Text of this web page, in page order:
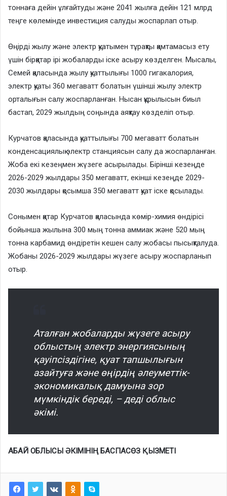
тоннаға дейін ұлғайтуды және 2041 жылға дейін 121 млрд
теңге көлемінде инвестиция салуды жоспарлап отыр.
Өңірді жылу және электр қуатымен тұрақты қамтамасыз ету
үшін бірқатар ірі жобаларды іске асыру көзделген. Мысалы,
Семей қаласында жылу қуаттылығы 1000 гигакалория,
электр қуаты 360 мегаватт болатын үшінші жылу электр
орталығын салу жоспарланған. Нысан құрылысын биыл
бастап, 2029 жылдың соңында аяқтау көзделіп отыр.
Курчатов қаласында қуаттылығы 700 мегаватт болатын
конденсациялық электр станциясын салу да жоспарланған.
Жоба екі кезеңмен жүзеге асырылады. Бірінші кезеңде
2026-2029 жылдары 350 мегаватт, екінші кезеңде 2029-
2030 жылдары қосымша 350 мегаватт қуат іске қосылады.
Сонымен қатар Курчатов қаласында көмір-химия өндірісі
бойынша жылына 300 мың тонна аммиак және 520 мың
тонна карбамид өндіретін кешен салу жобасы пысықталуда.
Жобаны 2026-2029 жылдары жүзеге асыру жоспарланып
отыр.
Аталған жобаларды жүзеге асыру
облыстың электр энергиясының
қауіпсіздігіне, қуат тапшылығын
азайтуға және өңірдің әлеуметтік-
экономикалық дамуына зор
мүмкіндік береді, – деді облыс
әкімі.
АБАЙ ОБЛЫСЫ ӘКІМІНІҢ БАСПАСӨЗ ҚЫЗМЕТІ